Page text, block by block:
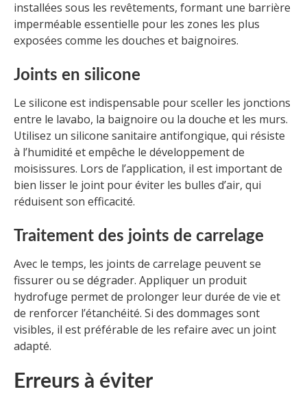
installées sous les revêtements, formant une barrière
imperméable essentielle pour les zones les plus
exposées comme les douches et baignoires.
Joints en silicone
Le silicone est indispensable pour sceller les jonctions
entre le lavabo, la baignoire ou la douche et les murs.
Utilisez un silicone sanitaire antifongique, qui résiste
à l’humidité et empêche le développement de
moisissures. Lors de l’application, il est important de
bien lisser le joint pour éviter les bulles d’air, qui
réduisent son efficacité.
Traitement des joints de carrelage
Avec le temps, les joints de carrelage peuvent se
fissurer ou se dégrader. Appliquer un produit
hydrofuge permet de prolonger leur durée de vie et
de renforcer l’étanchéité. Si des dommages sont
visibles, il est préférable de les refaire avec un joint
adapté.
Erreurs à éviter